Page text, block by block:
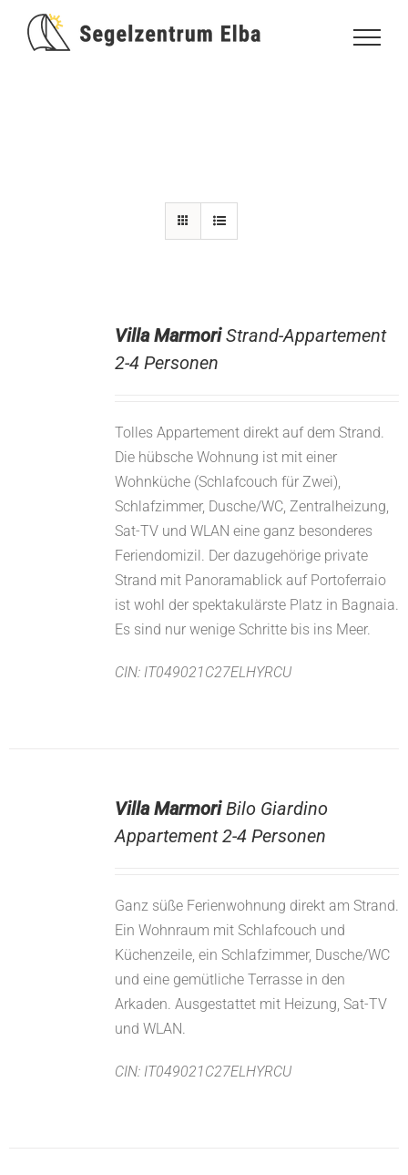
Inhalt
Villa MarmoriStrand-Appartement
2-4 Personen
Tolles Appartement direkt auf dem Strand.
Die hübsche Wohnung ist mit einer
Wohnküche (Schlafcouch für Zwei),
Schlafzimmer, Dusche/WC, Zentralheizung,
Sat-TV und WLAN eine ganz besonderes
Feriendomizil. Der dazugehörige private
Strand mit Panoramablick auf Portoferraio
ist wohl der spektakulärste Platz in Bagnaia.
Es sind nur wenige Schritte bis ins Meer.
CIN: IT049021C27ELHYRCU
Villa MarmoriBilo Giardino
Appartement 2-4 Personen
Ganz süße Ferienwohnung direkt am Strand.
Ein Wohnraum mit Schlafcouch und
Küchenzeile, ein Schlafzimmer, Dusche/WC
und eine gemütliche Terrasse in den
Arkaden. Ausgestattet mit Heizung, Sat-TV
und WLAN.
CIN: IT049021C27ELHYRCU